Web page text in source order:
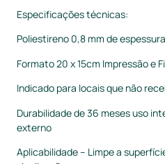
Especificações técnicas:
Poliestireno 0,8 mm de espessura
Formato 20 x 15cm Impressão e
Indicado para locais que não
Durabilidade de 36 meses uso
externo
Aplicabilidade – Limpe a